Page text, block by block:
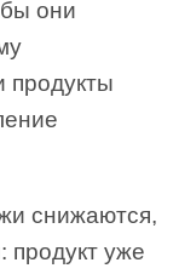
они
продукты
снижаются,
продукт уже